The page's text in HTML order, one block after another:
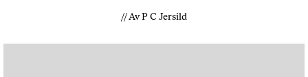
// Av P C Jersild